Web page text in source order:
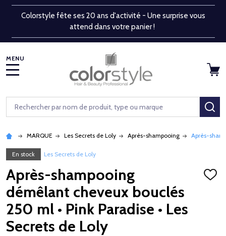
Colorstyle fête ses 20 ans d'activité - Une surprise vous
attend dans votre panier !
Rechercher
MARQUE Les Secrets de Loly Après-shampooing Après-
En stock Les Secrets de Loly
Après-shampooing
démêlant cheveux bouclés
250 ml • Pink Paradise • Les
Secrets de Loly